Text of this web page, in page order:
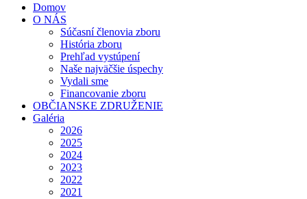
Domov
O NÁS
Súčasní členovia zboru
História zboru
Prehľad vystúpení
Naše najväčšie úspechy
Vydali sme
Financovanie zboru
OBČIANSKE ZDRUŽENIE
Galéria
2026
2025
2024
2023
2022
2021